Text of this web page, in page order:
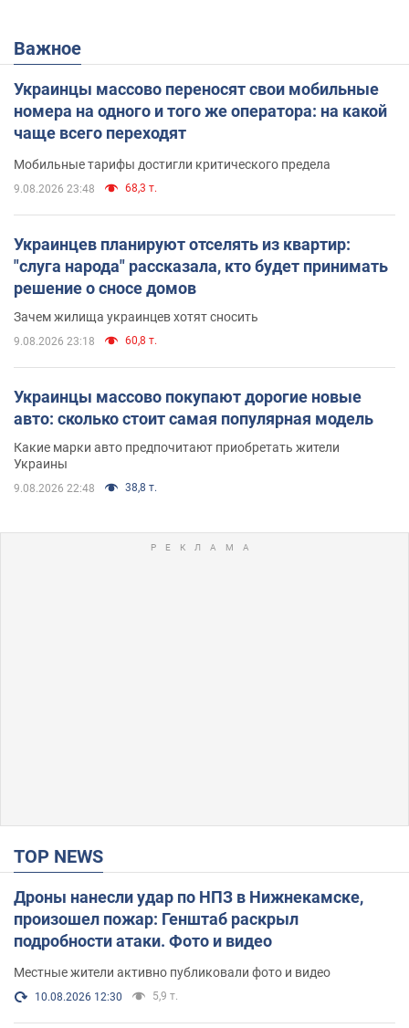
Важное
Украинцы массово переносят свои мобильные
номера на одного и того же оператора: на какой
чаще всего переходят
Мобильные тарифы достигли критического предела
9.08.2026 23:48 68,3 т.
Украинцев планируют отселять из квартир:
"слуга народа" рассказала, кто будет принимать
решение о сносе домов
Зачем жилища украинцев хотят сносить
9.08.2026 23:18 60,8 т.
Украинцы массово покупают дорогие новые
авто: сколько стоит самая популярная модель
Какие марки авто предпочитают приобретать жители
Украины
9.08.2026 22:48 38,8 т.
TOP NEWS
Дроны нанесли удар по НПЗ в Нижнекамске,
произошел пожар: Генштаб раскрыл
подробности атаки. Фото и видео
Местные жители активно публиковали фото и видео
10.08.2026 12:30 5,9 т.